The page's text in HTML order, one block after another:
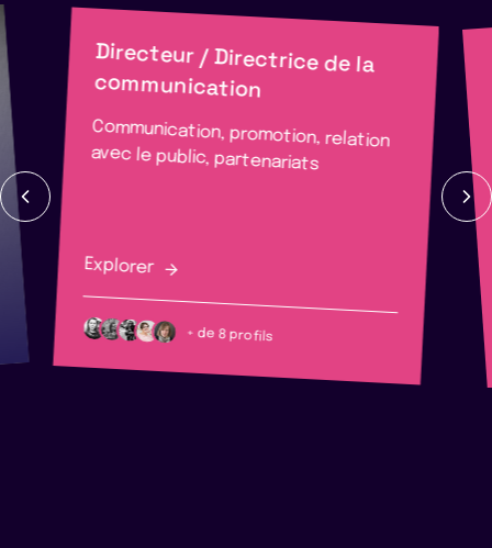
Directeur / Directrice de la
communication
Communication, promotion, relation
avec le public, partenariats
Explorer
+ de 8 profils